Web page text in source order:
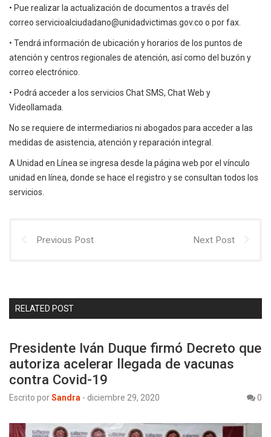
• Pue realizar la actualización de documentos a través del
correo servicioalciudadano@unidadvictimas.gov.co o por fax.
• Tendrá información de ubicación y horarios de los puntos de
atención y centros regionales de atención, así como del buzón y
correo electrónico.
• Podrá acceder a los servicios Chat SMS, Chat Web y
Videollamada.
No se requiere de intermediarios ni abogados para acceder a las
medidas de asistencia, atención y reparación integral.
A Unidad en Línea se ingresa desde la página web por el vínculo
unidad en línea, donde se hace el registro y se consultan todos los
servicios.
Previous Post Next Post
RELATED POST
Presidente Iván Duque firmó Decreto que
autoriza acelerar llegada de vacunas
contra Covid-19
Escrito porSandra - diciembre 29, 2020 0